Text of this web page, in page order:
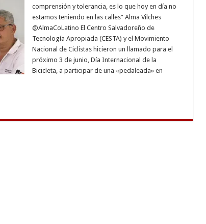
en
recuerdo
a
14
fallecidos
comprensión y tolerancia, es lo que hoy en día no
estamos teniendo en las calles” Alma Vilches
@AlmaCoLatino El Centro Salvadoreño de
Tecnología Apropiada (CESTA) y el Movimiento
Nacional de Ciclistas hicieron un llamado para el
próximo 3 de junio, Día Internacional de la
Bicicleta, a participar de una «pedaleada» en